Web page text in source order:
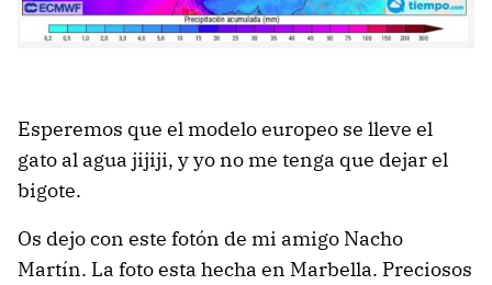
Esperemos que el modelo europeo se lleve el
gato al agua jijiji, y yo no me tenga que dejar el
bigote.
Os dejo con este fotón de mi amigo Nacho
Martín. La foto esta hecha en Marbella. Preciosos